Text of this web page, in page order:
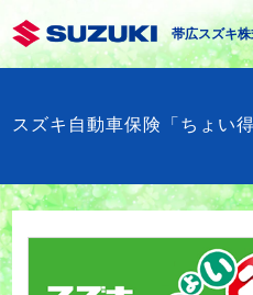
帯広スズキ
スズキ自動車保険「ちょい得